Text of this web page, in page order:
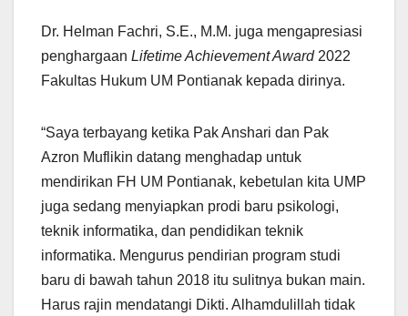
Dr. Helman Fachri, S.E., M.M. juga mengapresiasi
penghargaan Lifetime Achievement Award 2022
Fakultas Hukum UM Pontianak kepada dirinya.
“Saya terbayang ketika Pak Anshari dan Pak
Azron Muflikin datang menghadap untuk
mendirikan FH UM Pontianak, kebetulan kita UMP
juga sedang menyiapkan prodi baru psikologi,
teknik informatika, dan pendidikan teknik
informatika. Mengurus pendirian program studi
baru di bawah tahun 2018 itu sulitnya bukan main.
Harus rajin mendatangi Dikti. Alhamdulillah tidak